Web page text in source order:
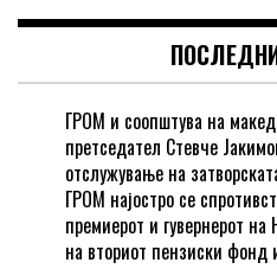
ГРОМ и соопштува на
претседател Стевче
отслужување на
ГРОМ најостро се
премиерот и гувернерот
на вториот пензиски